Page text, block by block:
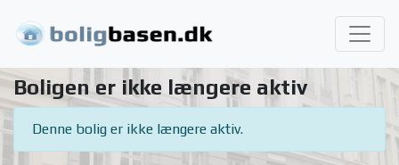
Boligen er ikke længere aktiv
Denne bolig er ikke længere aktiv.